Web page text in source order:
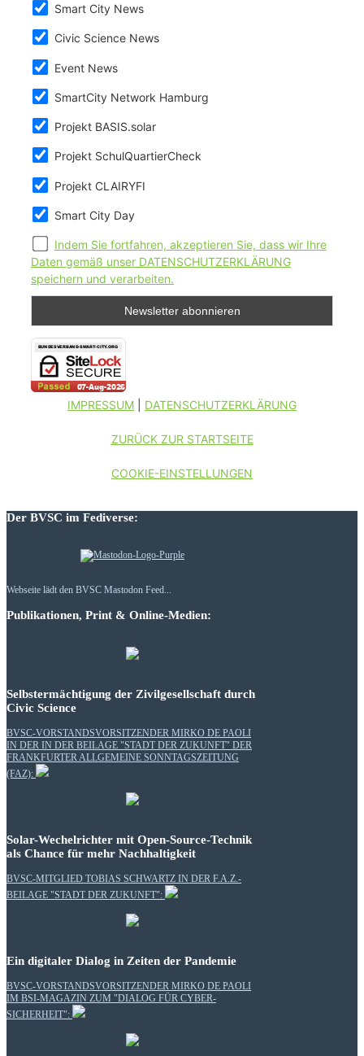
Smart City News
Civic Science News
Event News
SmartCity Network Hamburg
Projekt BASIS.solar
Projekt SchulQuartierCheck
Projekt CLAIRYFI
Smart City Day
Indem Sie fortfahren, akzeptieren Sie, dass wir Ihre
Daten gemäß unser DATENSCHUTZERKLÄRUNG
speichern und verarbeiten.
IMPRESSUM DATENSCHUTZERKLÄRUNG
ZURÜCK ZUR STARTSEITE
COOKIE-EINSTELLUNGEN
Der BVSC im Fediverse:
Webseite lädt den BVSC Mastodon Feed...
Publikationen, Print & Online-Medien:
Selbstermächtigung der Zivilgesellschaft durch
Civic Science
BVSC-VORSTANDSVORSITZENDER MIRKO DE PAOLI
IN DER IN DER BEILAGE "STADT DER ZUKUNFT" DER
FRANKFURTER ALLGEMEINE SONNTAGSZEITUNG
(FAZ):
Solar-Wechelrichter mit Open-Source-Technik
als Chance für mehr Nachhaltigkeit
BVSC-MITGLIED TOBIAS SCHWARTZ IN DER F.A.Z.-
BEILAGE "STADT DER ZUKUNFT":
Ein digitaler Dialog in Zeiten der Pandemie
BVSC-VORSTANDSVORSITZENDER MIRKO DE PAOLI
IM BSI-MAGAZIN ZUM "DIALOG FÜR CYBER-
SICHERHEIT":